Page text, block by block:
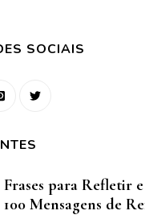
SOCIAIS
Frases para Refletir
100 Mensagens de